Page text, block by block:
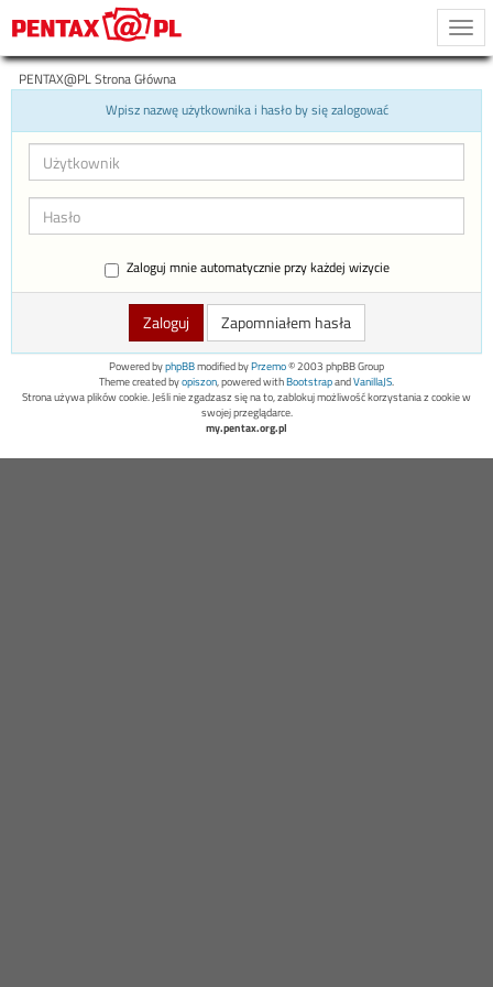
PENTAX@PL Strona Główna
Wpisz nazwę użytkownika i hasło by się zalogować
Zaloguj mnie automatycznie przy każdej wizycie
Zapomniałem hasła
Powered byphpBBmodified byPrzemo© 2003 phpBB Group
Theme created byopiszon, powered withBootstrapandVanillaJS.
Strona używa plików cookie. Jeśli nie zgadzasz się na to, zablokuj możliwość korzystania z cookie w
swojej przeglądarce.
my.pentax.org.pl